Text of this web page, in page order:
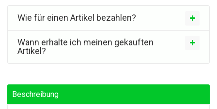
Wie für einen Artikel bezahlen?
Wann erhalte ich meinen gekauften
Artikel?
Beschreibung